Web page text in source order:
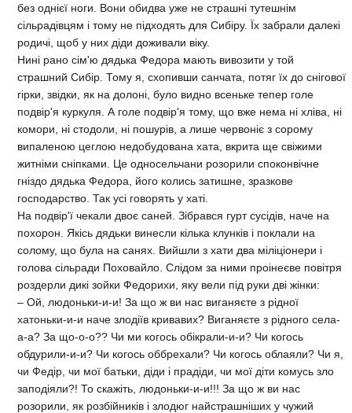
без однієї ноги. Вони обидва уже не страшні тутешнім
сільрадівцям і тому не підходять для Сибіру. Їх забрали далекі
родичі, щоб у них діди доживали віку.
Нині рано сім'ю дядька Федора мають вивозити у той
страшний Сибір. Тому я, схопивши санчата, потяг їх до снігової
гірки, звідки, як на долоні, було видно всеньке тепер голе
подвір'я куркуля. А голе подвір'я тому, що вже нема ні хліва, ні
комори, ні стодоли, ні пошурів, а лише червоніє з сорому
випаленою цеглою недобудована хата, вкрита ще свіжими
житніми сніпками. Це односельчани розорили споконвічне
гніздо дядька Федора, його колись затишне, зразкове
господарство. Так усі говорять у хаті.
На подвір'ї чекали двоє саней. Зібрався гурт сусідів, наче на
похорон. Якісь дядьки винесли кілька клунків і поклали на
солому, що була на санях. Вийшли з хати два міліціонери і
голова сільради Поховайло. Слідом за ними проінеєве повітря
роздерли дикі зойки Федорихи, яку вели під руки дві жінки:
– Ой, людоньки-и-и! За що ж ви нас виганяєте з рідної
хатоньки-и-и наче злодіїв кривавих? Виганяєте з рідного села-
а-а? За що-о-о?? Чи ми когось обікрали-и-и? Чи когось
обдурили-и-и? Чи когось оббрехали? Чи когось облаяли? Чи я,
чи Федір, чи мої батьки, діди і прадіди, чи мої діти комусь зло
заподіяли?! То скажіть, людоньки-и-и!!! За що ж ви нас
розорили, як розбійників і злодюг найстрашніших у чужий